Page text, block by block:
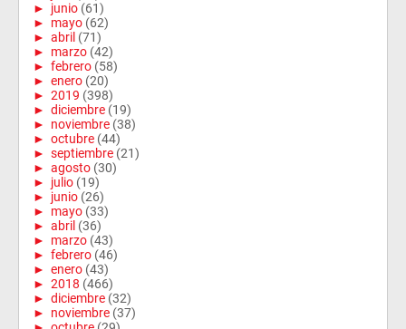
► junio (61)
► mayo (62)
► abril (71)
► marzo (42)
► febrero (58)
► enero (20)
► 2019 (398)
► diciembre (19)
► noviembre (38)
► octubre (44)
► septiembre (21)
► agosto (30)
► julio (19)
► junio (26)
► mayo (33)
► abril (36)
► marzo (43)
► febrero (46)
► enero (43)
► 2018 (466)
► diciembre (32)
► noviembre (37)